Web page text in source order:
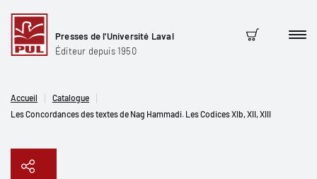
Presses de l'Université Laval
Éditeur depuis 1950
Panier
Accueil
Catalogue
Les Concordances des textes de Nag Hammadi. Les Codices XIb, XII, XIII